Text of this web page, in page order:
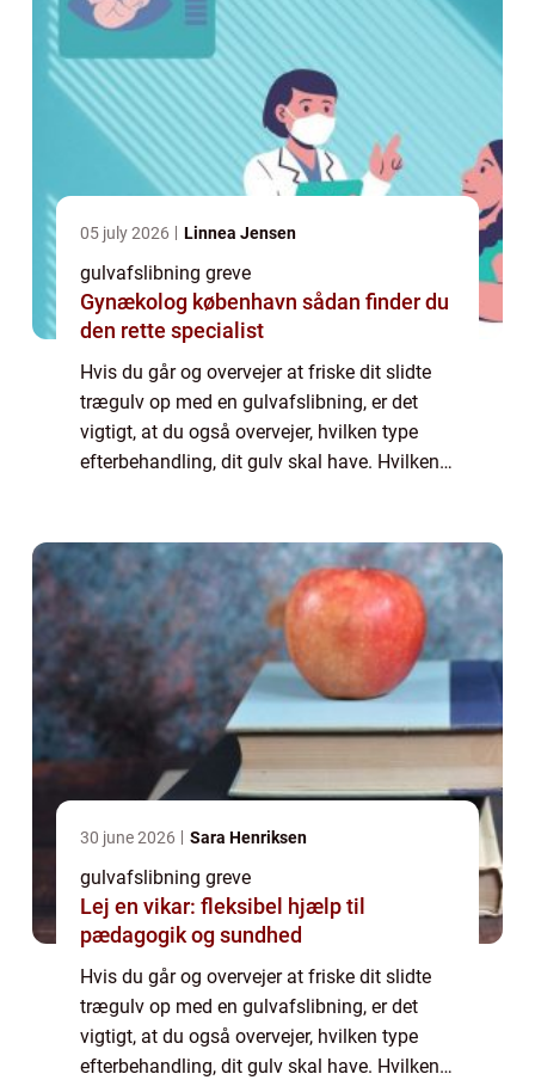
05 july 2026 Linnea Jensen
gulvafslibning greve
Gynækolog københavn sådan finder du
den rette specialist
Hvis du går og overvejer at friske dit slidte
trægulv op med en gulvafslibning, er det
vigtigt, at du også overvejer, hvilken type
efterbehandling, dit gulv skal have. Hvilken
30 june 2026 Sara Henriksen
gulvafslibning greve
Lej en vikar: fleksibel hjælp til
pædagogik og sundhed
Hvis du går og overvejer at friske dit slidte
trægulv op med en gulvafslibning, er det
vigtigt, at du også overvejer, hvilken type
efterbehandling, dit gulv skal have. Hvilken